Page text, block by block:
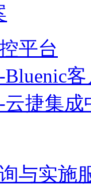
平台
捷集成
与实施